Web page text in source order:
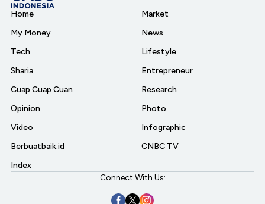
Home
My Money
Tech
Sharia
Cuap Cuap Cuan
Opinion
Video
Berbuatbaik.id
Index
Market
News
Lifestyle
Entrepreneur
Research
Photo
Infographic
CNBC TV
Connect With Us: